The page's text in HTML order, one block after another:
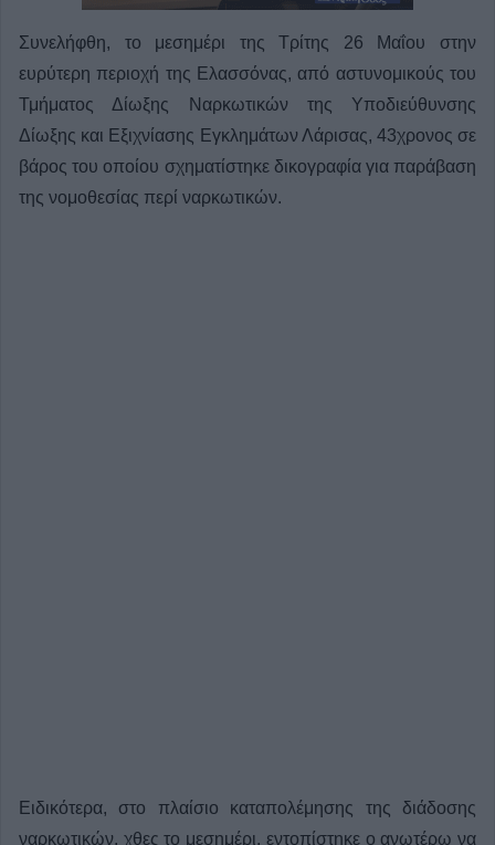
Συνελήφθη, το μεσημέρι της Τρίτης 26 Μαΐου στην
ευρύτερη περιοχή της Ελασσόνας, από αστυνομικούς του
Τμήματος Δίωξης Ναρκωτικών της Υποδιεύθυνσης
Δίωξης και Εξιχνίασης Εγκλημάτων Λάρισας, 43χρονος σε
βάρος του οποίου σχηματίστηκε δικογραφία για παράβαση
της νομοθεσίας περί ναρκωτικών.
Ειδικότερα, στο πλαίσιο καταπολέμησης της διάδοσης
ναρκωτικών, χθες το μεσημέρι, εντοπίστηκε ο ανωτέρω να